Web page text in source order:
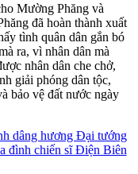
Mường Phăng và
đã hoàn thành xuất
tình quân dân gắn bó
ra, vì nhân dân mà
nhân dân che chở,
giải phóng dân tộc,
bảo vệ đất nước ngày